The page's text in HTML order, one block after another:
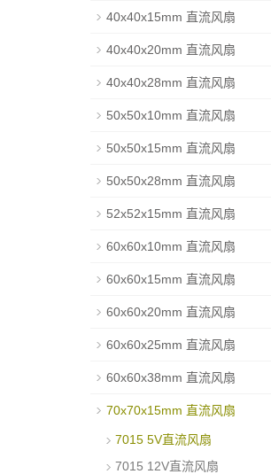
40x40x15mm 直流风扇
40x40x20mm 直流风扇
40x40x28mm 直流风扇
50x50x10mm 直流风扇
50x50x15mm 直流风扇
50x50x28mm 直流风扇
52x52x15mm 直流风扇
60x60x10mm 直流风扇
60x60x15mm 直流风扇
60x60x20mm 直流风扇
60x60x25mm 直流风扇
60x60x38mm 直流风扇
70x70x15mm 直流风扇
7015 5V直流风扇
7015 12V直流风扇